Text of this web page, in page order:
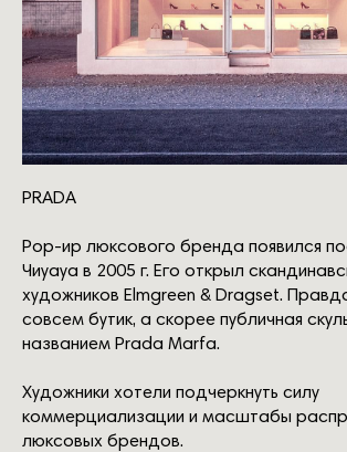
PRADA
Рор-ир люксового бренда появился
Чиуауа в 2005 г. Его открыл
художников Elmgreen & Dragset.
совсем бутик, а скорее публичная
названием Prada Marfa.
Художники хотели подчеркнуть силу
коммерциализации и масштабы
люксовых брендов.